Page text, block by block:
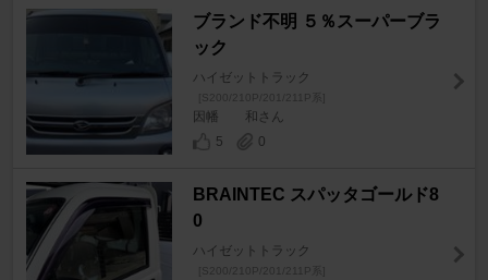
ブランド不明 ５％スーパーブラ
ック
ハイゼットトラック
[S200/210P/201/211P系]
因幡 和さん
5
0
BRAINTEC スパッタゴールド8
0
ハイゼットトラック
[S200/210P/201/211P系]